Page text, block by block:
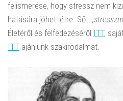
felismerése, hogy stressz nem
hatására jöhet létre. Sőt:
Életéről és felfedezéséről ITT,
ITT ajánlunk szakirodalmat.